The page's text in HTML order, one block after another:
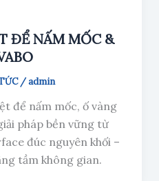
ĐỂ NẤM MỐC &
/admin
để nấm mốc, ố vàng
pháp bền vững từ
đúc nguyên khối –
tầm không gian.